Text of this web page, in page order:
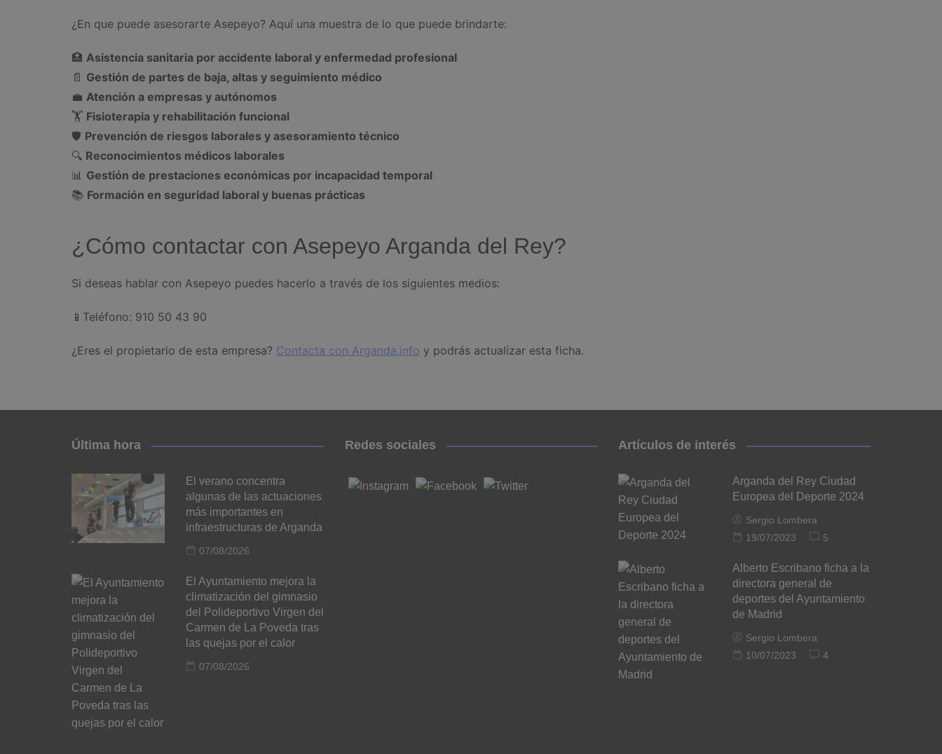
¿En que puede asesorarte Asepeyo? Aquí una muestra de lo que puede brindarte:
🏥 Asistencia sanitaria por accidente laboral y enfermedad profesional
📄 Gestión de partes de baja, altas y seguimiento médico
💼 Atención a empresas y autónomos
🏋️ Fisioterapia y rehabilitación funcional
🛡 Prevención de riesgos laborales y asesoramiento técnico
🔍 Reconocimientos médicos laborales
📊 Gestión de prestaciones económicas por incapacidad temporal
📚 Formación en seguridad laboral y buenas prácticas
¿Cómo contactar con Asepeyo Arganda del Rey?
Si deseas hablar con Asepeyo puedes hacerlo a través de los siguientes medios:
📱Teléfono: 910 50 43 90
¿Eres el propietario de esta empresa? Contacta con Arganda.info y podrás actualizar esta ficha.
Última hora
El verano concentra
algunas de las actuaciones
más importantes en
infraestructuras de Arganda
07/08/2026
El Ayuntamiento mejora la
climatización del gimnasio
del Polideportivo Virgen del
Carmen de La Poveda tras
las quejas por el calor
07/08/2026
Redes sociales Artículos de interés
Arganda del Rey Ciudad
Europea del Deporte 2024
Sergio Lombera
19/07/2023
5
Alberto Escribano ficha a la
directora general de
deportes del Ayuntamiento
de Madrid
Sergio Lombera
10/07/2023
4